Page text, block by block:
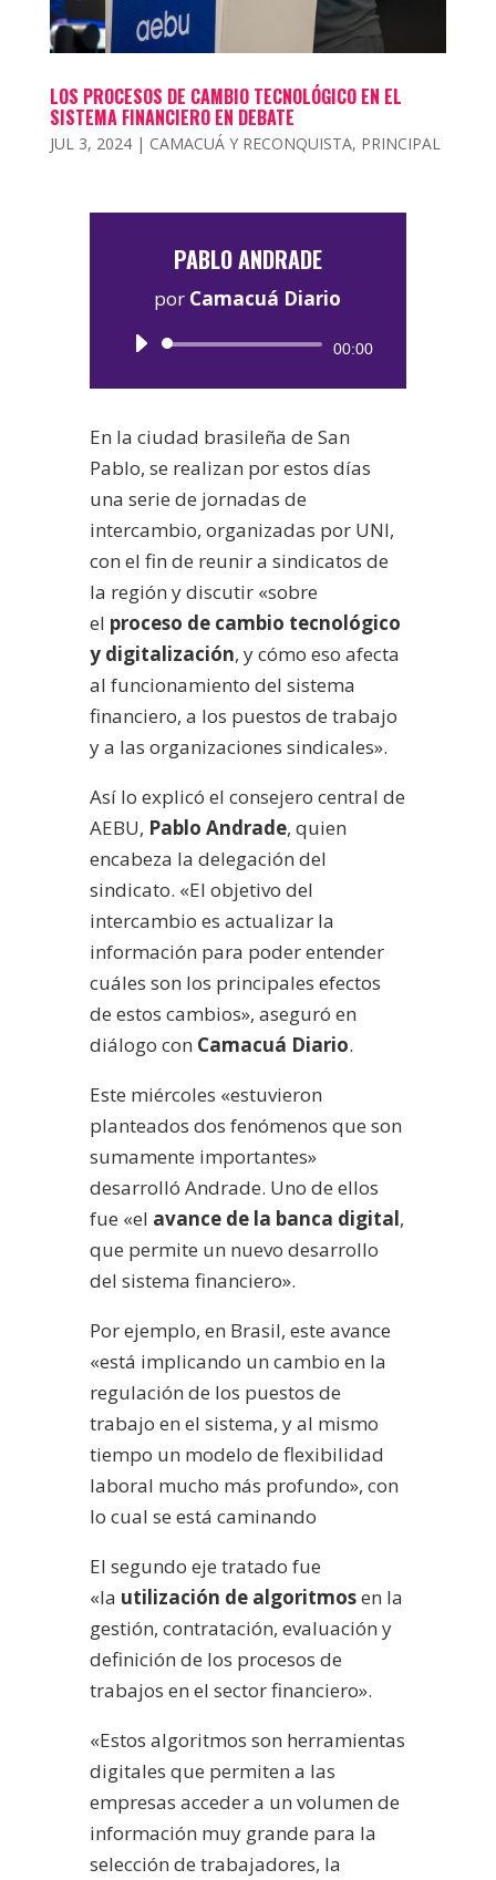
LOS PROCESOS DE CAMBIO TECNOLÓGICO EN EL
SISTEMA FINANCIERO EN DEBATE
JUL 3, 2024| CAMACUÁ Y RECONQUISTA, PRINCIPAL
PABLO ANDRADE
por Camacuá Diario
Reproductor
00:00
En la ciudad brasileña de San
Pablo, se realizan por estos días
una serie de jornadas de
intercambio, organizadas por UNI,
con el fin de reunir a sindicatos de
la región y discutir «sobre
el proceso de cambio tecnológico
y digitalización, y cómo eso afecta
al funcionamiento del sistema
financiero, a los puestos de trabajo
y a las organizaciones sindicales».
Así lo explicó el consejero central de
AEBU, Pablo Andrade, quien
encabeza la delegación del
sindicato. «El objetivo del
intercambio es actualizar la
información para poder entender
cuáles son los principales efectos
de estos cambios», aseguró en
diálogo con Camacuá Diario.
Este miércoles «estuvieron
planteados dos fenómenos que son
sumamente importantes»
desarrolló Andrade. Uno de ellos
fue «el avance de la banca digital,
que permite un nuevo desarrollo
del sistema financiero».
Por ejemplo, en Brasil, este avance
«está implicando un cambio en la
regulación de los puestos de
trabajo en el sistema, y al mismo
tiempo un modelo de flexibilidad
laboral mucho más profundo», con
lo cual se está caminando
El segundo eje tratado fue
«la utilización de algoritmosen la
gestión, contratación, evaluación y
definición de los procesos de
trabajos en el sector financiero».
«Estos algoritmos son herramientas
digitales que permiten a las
empresas acceder a un volumen de
información muy grande para la
selección de trabajadores, la